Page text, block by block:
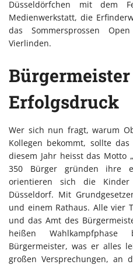
Düsseldörfchen mit dem
Medienwerkstatt, die
das Sommersprossen
Vierlinden.
Erfolgsdruck
Wer sich nun fragt, warum
Kollegen bekommt, sollte
diesem Jahr heisst das Motto
350 Bürger gründen ihre
orientieren sich die
Düsseldorf. Mit
und einem Rathaus. Alle vier
und das Amt des
heißen
Bürgermeister, was er alles
großen Versprechungen, an